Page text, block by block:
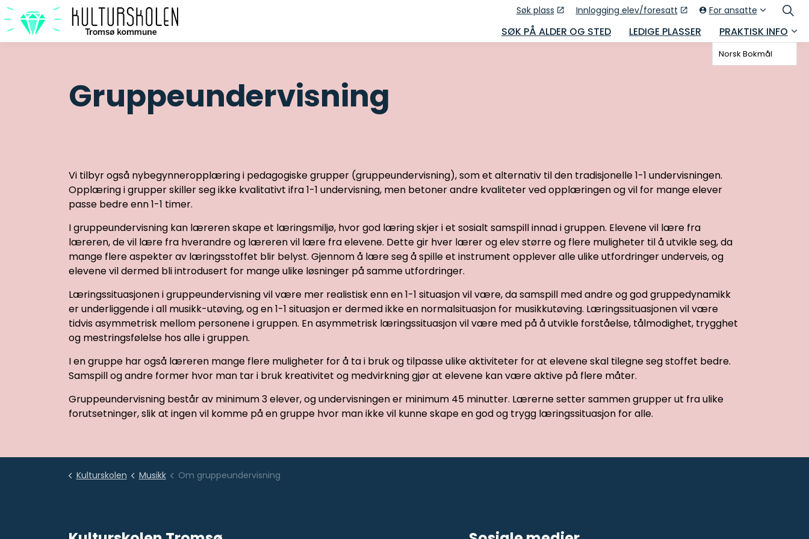
SØK PÅ ALDER OG STED LEDIGE PLASSER PRAKTISK INFO
Søk plass Innlogging elev/foresatt For ansatte
Gruppeundervisning
Vi tilbyr også nybegynneropplæring i pedagogiske grupper (gruppeundervisning), som et alternativ til den tradisjonelle 1-1 undervisningen.
Opplæring i grupper skiller seg ikke kvalitativt ifra 1-1 undervisning, men betoner andre kvaliteter ved opplæringen og vil for mange elever
passe bedre enn 1-1 timer.
I gruppeundervisning kan læreren skape et læringsmiljø, hvor god læring skjer i et sosialt samspill innad i gruppen. Elevene vil lære fra
læreren, de vil lære fra hverandre og læreren vil lære fra elevene. Dette gir hver lærer og elev større og flere muligheter til å utvikle seg, da
mange flere aspekter av læringsstoffet blir belyst. Gjennom å lære seg å spille et instrument opplever alle ulike utfordringer underveis, og
elevene vil dermed bli introdusert for mange ulike løsninger på samme utfordringer.
Læringssituasjonen i gruppeundervisning vil være mer realistisk enn en 1-1 situasjon vil være, da samspill med andre og god gruppedynamikk
er underliggende i all musikk-utøving, og en 1-1 situasjon er dermed ikke en normalsituasjon for musikkutøving. Læringssituasjonen vil være
tidvis asymmetrisk mellom personene i gruppen. En asymmetrisk læringssituasjon vil være med på å utvikle forståelse, tålmodighet, trygghet
og mestringsfølelse hos alle i gruppen.
I en gruppe har også læreren mange flere muligheter for å ta i bruk og tilpasse ulike aktiviteter for at elevene skal tilegne seg stoffet bedre.
Samspill og andre former hvor man tar i bruk kreativitet og medvirkning gjør at elevene kan være aktive på flere måter.
Gruppeundervisning består av minimum 3 elever, og undervisningen er minimum 45 minutter. Lærerne setter sammen grupper ut fra ulike
forutsetninger, slik at ingen vil komme på en gruppe hvor man ikke vil kunne skape en god og trygg læringssituasjon for alle.
Kulturskolen Musikk Om gruppeundervisning
Norsk Bokmål